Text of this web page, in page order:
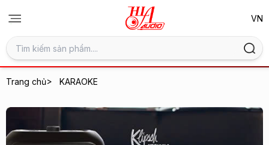
Trang chủ> KARAOKE